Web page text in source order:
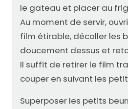
le gateau et placer au
Au moment de servir,
film étirable, décoller les
doucement dessus et
Il suffit de retirer le film
couper en suivant les
Superposer les petits